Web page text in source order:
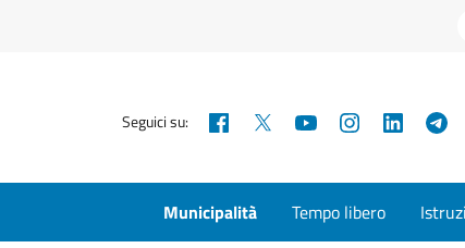
Seguici su: Facebook YouTubeInstagram
Municipalità Tempo libero